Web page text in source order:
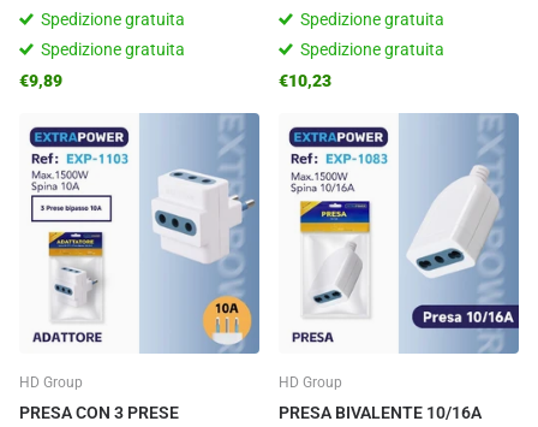
Spedizione gratuita
Spedizione gratuita
€9,89
COLORE BIANCO
Spedizione gratuita
Spedizione gratuita
€10,23
HD Group
PRESA CON 3 PRESE
HD Group
PRESA BIVALENTE 10/16A